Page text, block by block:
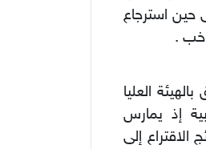
حين استرجاع
.
المتعلق بالهيئة العليا
إذ يمارس
إلى